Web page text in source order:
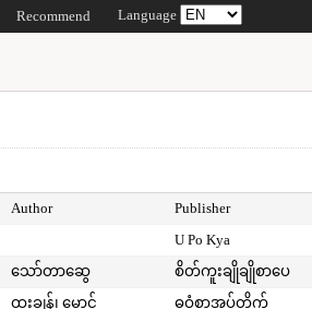
Recommend Language
Author Publisher
U Po Kya
သော်တာဆွေ စိတ်ကူးချိုချိုစာပေ
ထူးချွန်၊ မောင် ဓူဝံစာအုပ်တိုက်